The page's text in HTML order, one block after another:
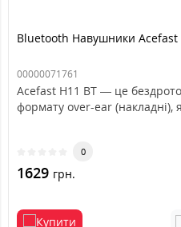
Bluetooth Навушники Acefast
00000071761
Acefast H11 BT — це
формату over-ear (накладні),
0
1629 грн.